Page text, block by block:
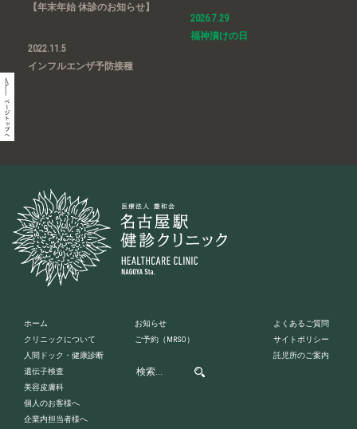
【年末年始 休診のお知らせ】
2022.11.5
インフルエンザ予防接種
2026.7.29
福神漬けの日
ホーム
クリニックについて
人間ドック・健康診断
遺伝子検査
美容皮膚科
個人のお客様へ
企業内担当者様へ
お知らせ
ご予約 （MRSO）
よくあるご質問
サイトポリシー
託児所のご案内